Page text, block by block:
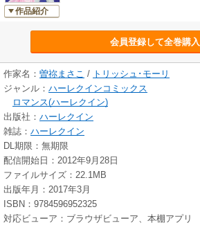
作品紹介
会員登録して全巻購入
作家名： 曽祢まさこ / トリッシュ･モーリ
ジャンル： ハーレクインコミックス
ロマンス(ハーレクイン)
出版社： ハーレクイン
雑誌： ハーレクイン
DL期限：無期限
配信開始日：2012年9月28日
ファイルサイズ：22.1MB
出版年月：2017年3月
ISBN：9784596952325
対応ビューア：ブラウザビューア、本棚アプリ